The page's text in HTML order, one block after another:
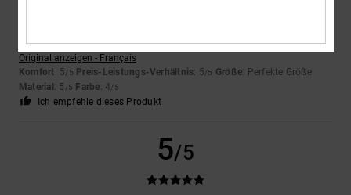
Original anzeigen - Français
Komfort: 5/5 Preis-Leistungs-Verhältnis: 5/5 Größe: Perfekte Größe
Material: 5 /5 Farbe: 4/5
Ich empfehle dieses Produkt
5/5